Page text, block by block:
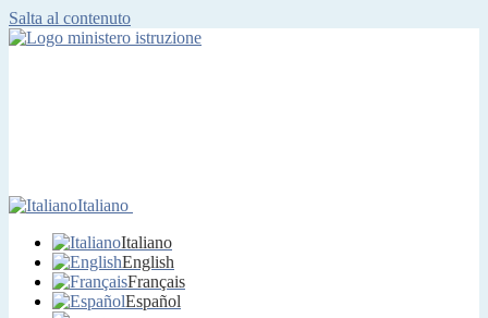
Salta al contenuto
Italiano
Italiano
English
Français
Español